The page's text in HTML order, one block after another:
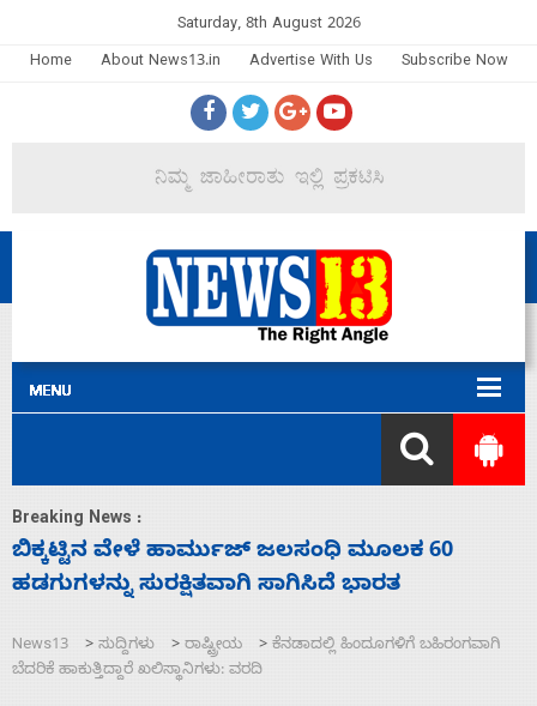
Saturday, 8th August 2026
Home
About News13.in Advertise With Us Subscribe Now
Breaking News :
ನಾಗೇಂದ್ರ ರಾಜೀನಾಮೆ ಕೊಡದಿದ್ದರೆ ಸದನ ನಡೆಸಲು
ಬಿಡೆವು: ಛಲವಾದಿ ನಾರಾಯಣಸ್ವಾಮಿ
News13 > ಸುದ್ದಿಗಳು > ರಾಷ್ಟ್ರೀಯ > ಕೆನಡಾದಲ್ಲಿ ಹಿಂದೂಗಳಿಗೆ ಬಹಿರಂಗವಾಗಿ
ಬೆದರಿಕೆ ಹಾಕುತ್ತಿದ್ದಾರೆ ಖಲಿಸ್ಥಾನಿಗಳು: ವರದಿ